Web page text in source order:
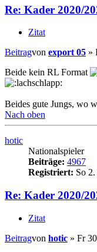
Re: Kader 2020/
Zitat
Beitragvon export 05 »
Beide kein RL Format
Beides gute Jungs, wo
Nach oben
hotic
Nationalspieler
Beiträge: 4967
Registriert: So
Re: Kader 2020/
Zitat
Beitragvon hotic » Fr